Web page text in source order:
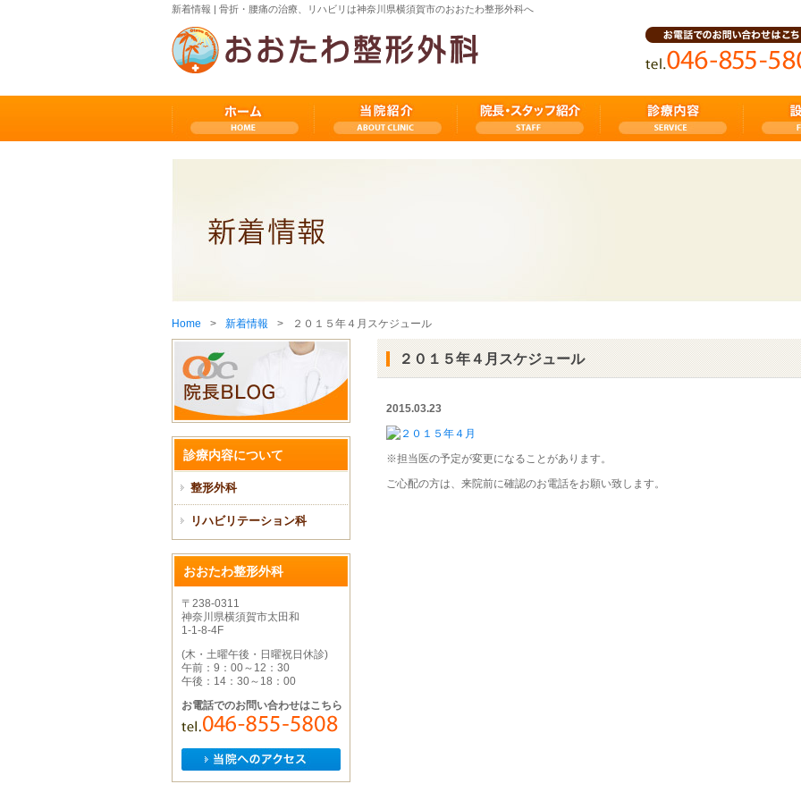
新着情報 | 骨折・腰痛の治療、リハビリは神奈川県横須賀市のおおたわ整形外科へ
Home 新着情報 ２０１５年４月スケジュール
２０１５年４月スケジュール
2015.03.23
※担当医の予定が変更になることがあります。
ご心配の方は、来院前に確認のお電話をお願い致します。
診療内容について
整形外科
リハビリテーション科
おおたわ整形外科
〒238-0311
神奈川県横須賀市太田和
1-1-8-4F
(木・土曜午後・日曜祝日休診)
午前：9：00～12：30
午後：14：30～18：00
お電話でのお問い合わせはこちら